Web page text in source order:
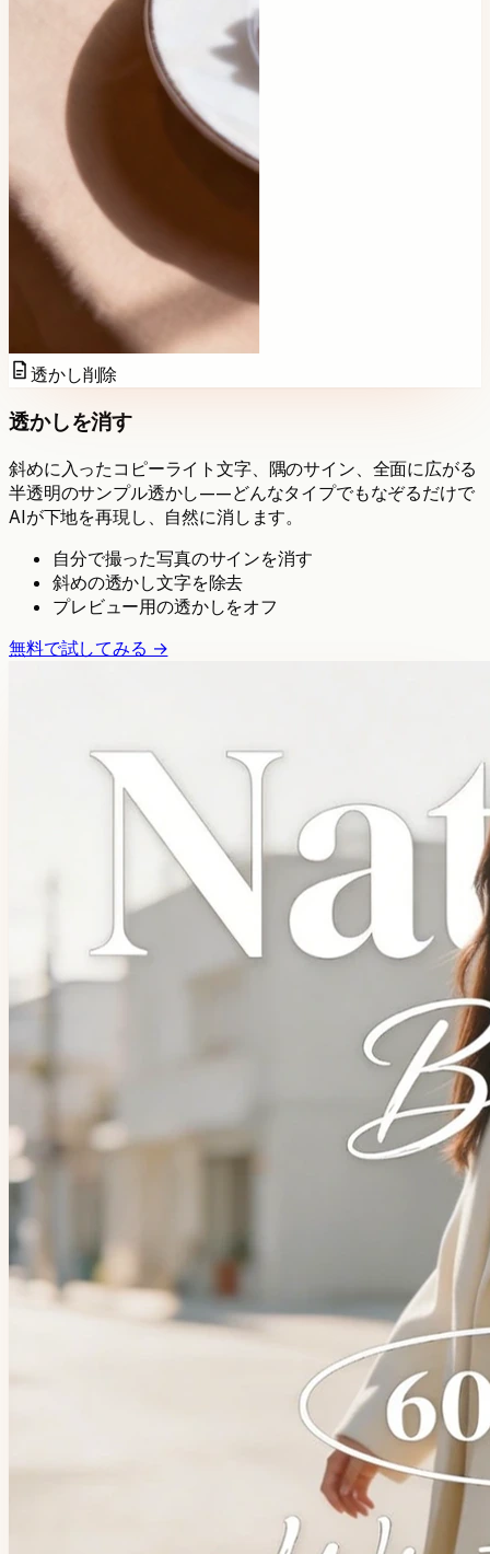
透かし削除
透かしを消す
斜めに入ったコピーライト文字、隅のサイン、全面に広がる
半透明のサンプル透かし——どんなタイプでもなぞるだけで
AIが下地を再現し、自然に消します。
自分で撮った写真のサインを消す
斜めの透かし文字を除去
プレビュー用の透かしをオフ
無料で試してみる →